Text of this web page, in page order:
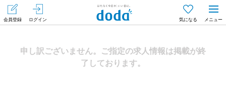
会員登録
ログイン
気になる
申し訳ございません。ご指定の求人情報は掲載が終
了しております。